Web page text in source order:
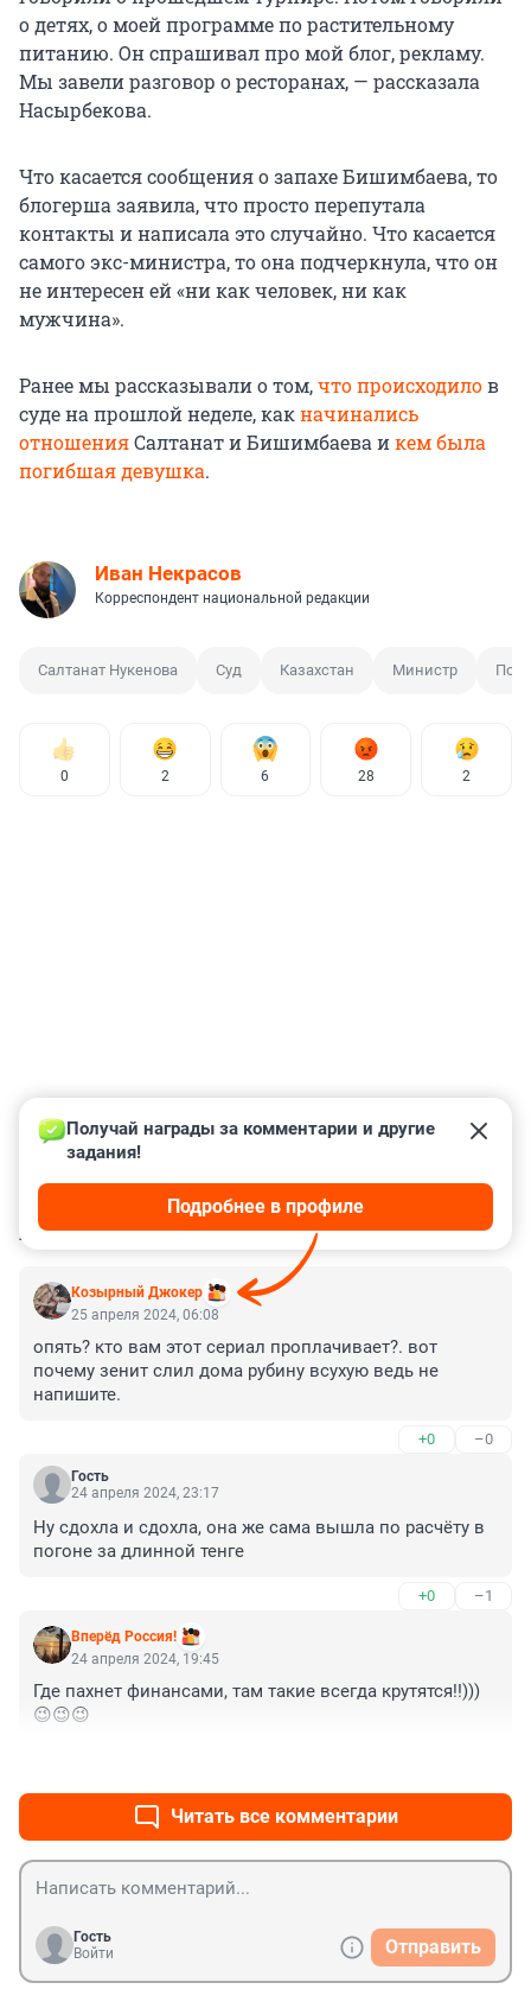
о детях, о моей программе по растительному
питанию. Он спрашивал про мой блог, рекламу.
Мы завели разговор о ресторанах, — рассказала
Насырбекова.
Что касается сообщения о запахе Бишимбаева, то
блогерша заявила, что просто перепутала
контакты и написала это случайно. Что касается
самого экс-министра, то она подчеркнула, что он
не интересен ей «ни как человек, ни как
мужчина».
Ранее мы рассказывали о том,что происходилов
суде на прошлой неделе, какначинались
отношенияСалтанат и Бишимбаева икем была
погибшая девушка.
Иван Некрасов
Корреспондент национальной редакции
Салтанат Нукенова Суд Казахстан Министр
0 2 6 28 2
КОММЕНТАРИИ 40
Козырный Джокер
Получай награды за комментарии и другие
задания!
Подробнее в профиле
25 апреля 2024, 06:08
опять? кто вам этот сериал проплачивает?. вот
почему зенит слил дома рубину всухую ведь не
напишите.
+0 –0
Гость
24 апреля 2024, 23:17
Ну сдохла и сдохла, она же сама вышла по расчёту в
погоне за длинной тенге
+0 –1
Вперёд Россия!
24 апреля 2024, 19:45
Где пахнет финансами, там такие всегда крутятся!!)))
😉😉😉
Читать все комментарии
Гость
Войти
Отправить